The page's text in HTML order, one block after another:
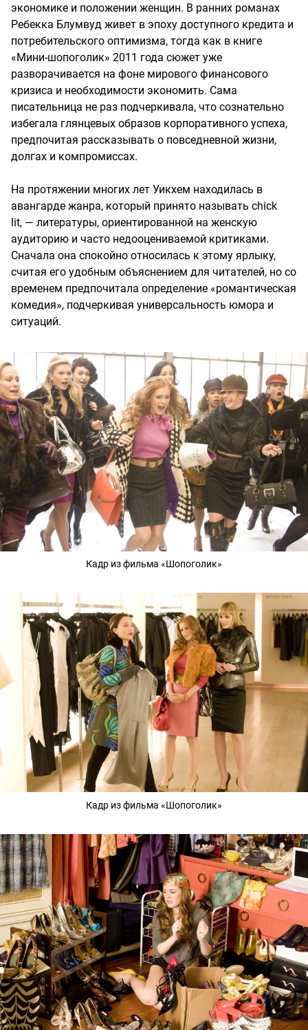
экономике и положении женщин. В ранних романах
Ребекка Блумвуд живет в эпоху доступного кредита и
потребительского оптимизма, тогда как в книге
«Мини-шопоголик» 2011 года сюжет уже
разворачивается на фоне мирового финансового
кризиса и необходимости экономить. Сама
писательница не раз подчеркивала, что сознательно
избегала глянцевых образов корпоративного успеха,
предпочитая рассказывать о повседневной жизни,
долгах и компромиссах.
На протяжении многих лет Уикхем находилась в
авангарде жанра, который принято называть chick
lit, — литературы, ориентированной на женскую
аудиторию и часто недооцениваемой критиками.
Сначала она спокойно относилась к этому ярлыку,
считая его удобным объяснением для читателей, но со
временем предпочитала определение «романтическая
комедия», подчеркивая универсальность юмора и
ситуаций.
Кадр из фильма «Шопоголик»
Кадр из фильма «Шопоголик»